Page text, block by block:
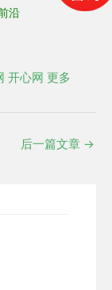
沿
开心网 更多
后一篇文章 →